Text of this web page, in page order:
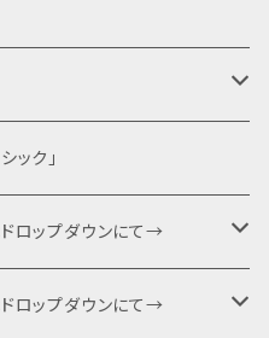
泊関連
ック」
ロップダウンにて→
ロップダウンにて→